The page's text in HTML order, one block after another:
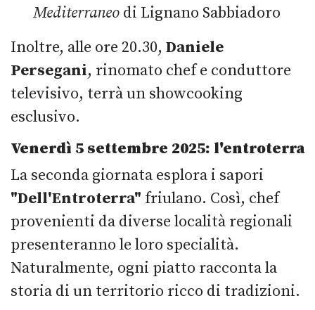
Mediterraneo di Lignano Sabbiadoro
Inoltre, alle ore 20.30, Daniele
Persegani, rinomato chef e conduttore
televisivo, terrà un showcooking
esclusivo.
Venerdì 5 settembre 2025: l'entroterra
La seconda giornata esplora i sapori
"Dell'Entroterra" friulano. Così, chef
provenienti da diverse località regionali
presenteranno le loro specialità.
Naturalmente, ogni piatto racconta la
storia di un territorio ricco di tradizioni.